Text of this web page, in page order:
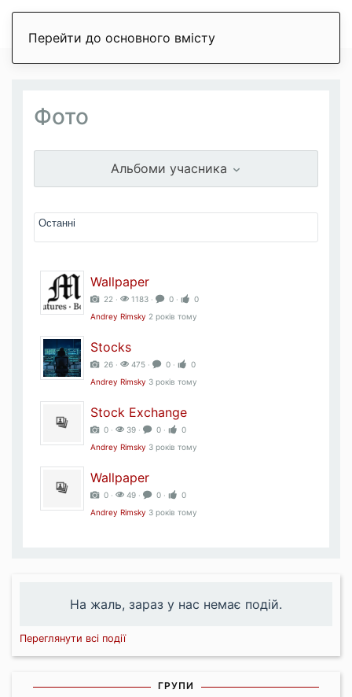
Перейти до основного вмісту
Фото
Альбоми учасника
Wallpaper
22 ‧ 1183 ‧ 0 ‧
0
Andrey Rimsky 2 років тому
Stocks
26 ‧ 475 ‧ 0 ‧
0
Andrey Rimsky 3 років тому
Stock Exchange
0 ‧ 39 ‧ 0 ‧
0
Andrey Rimsky 3 років тому
Wallpaper
0 ‧ 49 ‧ 0 ‧
0
Andrey Rimsky 3 років тому
На жаль, зараз у нас немає подій.
Переглянути всі події
ГРУПИ